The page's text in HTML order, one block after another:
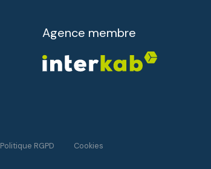
Agence membre
Politique RGPD Cookies